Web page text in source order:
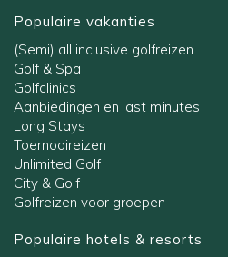
Populaire vakanties
(Semi) all inclusive golfreizen
Golf & Spa
Golfclinics
Aanbiedingen en last minutes
Long Stays
Toernooireizen
Unlimited Golf
City & Golf
Golfreizen voor groepen
Populaire hotels & resorts